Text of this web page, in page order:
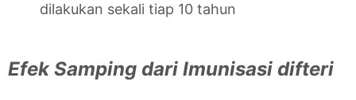
dilakukan sekali tiap 10 tahun
Efek Samping dari Imunisasi difteri